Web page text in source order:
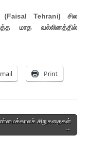
(Faisal Tehrani) சில
மாத வல்லினத்தில்
Print
சிறுகதைகள்
→